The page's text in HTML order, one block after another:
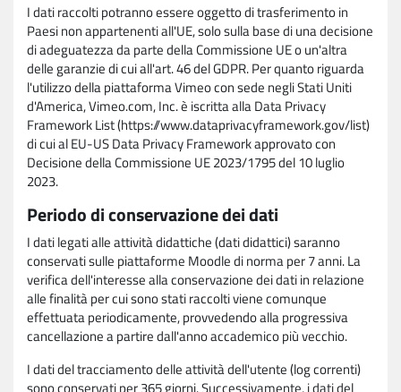
I dati raccolti potranno essere oggetto di trasferimento in
Paesi non appartenenti all'UE, solo sulla base di una decisione
di adeguatezza da parte della Commissione UE o un'altra
delle garanzie di cui all'art. 46 del GDPR. Per quanto riguarda
l'utilizzo della piattaforma Vimeo con sede negli Stati Uniti
d'America, Vimeo.com, Inc. è iscritta alla Data Privacy
Framework List (https://www.dataprivacyframework.gov/list)
di cui al EU-US Data Privacy Framework approvato con
Decisione della Commissione UE 2023/1795 del 10 luglio
2023.
Periodo di conservazione dei dati
I dati legati alle attività didattiche (dati didattici) saranno
conservati sulle piattaforme Moodle di norma per 7 anni. La
verifica dell'interesse alla conservazione dei dati in relazione
alle finalità per cui sono stati raccolti viene comunque
effettuata periodicamente, provvedendo alla progressiva
cancellazione a partire dall'anno accademico più vecchio.
I dati del tracciamento delle attività dell'utente (log correnti)
sono conservati per 365 giorni. Successivamente, i dati del